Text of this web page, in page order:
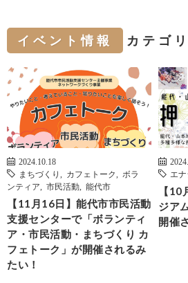
イベント情報 カテゴ
2024.10.18
まちづくり
カフェトーク
ボラ
ンティア
市民活動 能代市
【11月16日】能代市市民活動
支援センターで「ボランティ
ア・市民活動・まちづくり カ
フェトーク」が開催されるみ
たい！
エ
【
ジア
開催